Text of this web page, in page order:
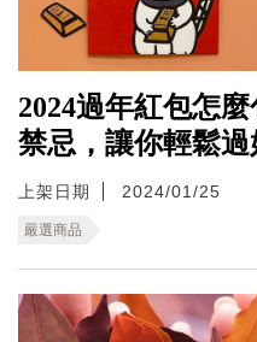
2024過年紅包怎
禁忌，讓你輕鬆過
上架日期 2024/01/25
嚴選商品